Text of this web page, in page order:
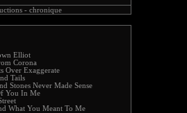
- chronique
Elliot
Corona
Over Exaggerate
Tails
Stones Never Made Sense
You In Me
What You Meant To Me